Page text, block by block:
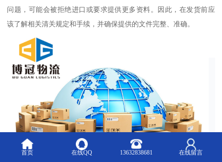
问题，可能会被拒绝进口或要求提供更多资料。因此，在发货前应
该了解相关清关规定和手续，并确保提供的文件完整、准确。
首页 在线QQ 13632838681 在线留言